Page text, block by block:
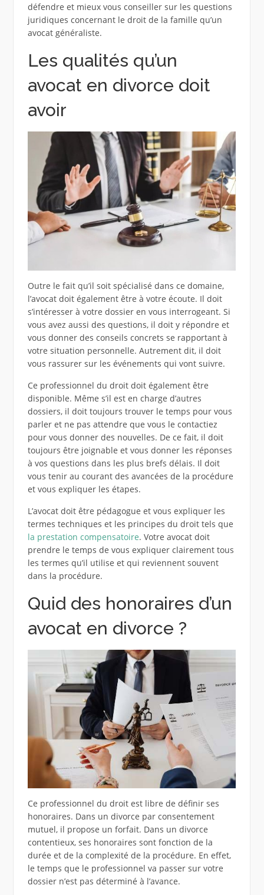
défendre et mieux vous conseiller sur les questions
juridiques concernant le droit de la famille qu’un
avocat généraliste.
Les qualités qu’un
avocat en divorce doit
avoir
Outre le fait qu’il soit spécialisé dans ce domaine,
l’avocat doit également être à votre écoute. Il doit
s’intéresser à votre dossier en vous interrogeant. Si
vous avez aussi des questions, il doit y répondre et
vous donner des conseils concrets se rapportant à
votre situation personnelle. Autrement dit, il doit
vous rassurer sur les événements qui vont suivre.
Ce professionnel du droit doit également être
disponible. Même s’il est en charge d’autres
dossiers, il doit toujours trouver le temps pour vous
parler et ne pas attendre que vous le contactiez
pour vous donner des nouvelles. De ce fait, il doit
toujours être joignable et vous donner les réponses
à vos questions dans les plus brefs délais. Il doit
vous tenir au courant des avancées de la procédure
et vous expliquer les étapes.
L’avocat doit être pédagogue et vous expliquer les
termes techniques et les principes du droit tels que
la prestation compensatoire. Votre avocat doit
prendre le temps de vous expliquer clairement tous
les termes qu’il utilise et qui reviennent souvent
dans la procédure.
Quid des honoraires d’un
avocat en divorce ?
Ce professionnel du droit est libre de définir ses
honoraires. Dans un divorce par consentement
mutuel, il propose un forfait. Dans un divorce
contentieux, ses honoraires sont fonction de la
durée et de la complexité de la procédure. En effet,
le temps que le professionnel va passer sur votre
dossier n’est pas déterminé à l’avance.